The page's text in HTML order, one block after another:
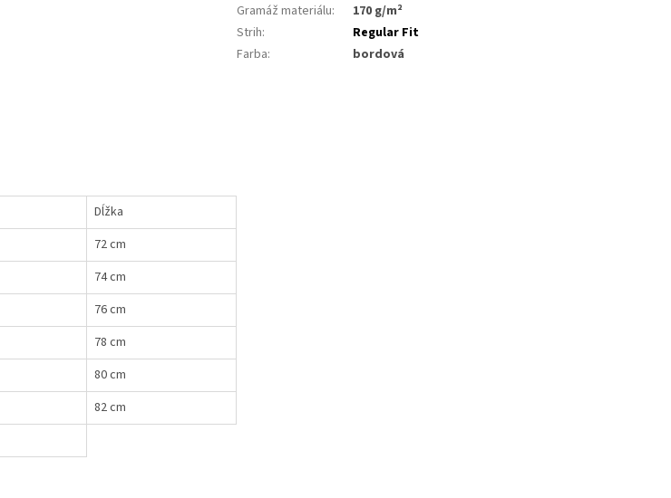
Dĺžka
72 cm
74 cm
76 cm
78 cm
80 cm
82 cm
Gramáž materiálu:
170 g/m²
Strih:
Regular Fit
Farba: bordová